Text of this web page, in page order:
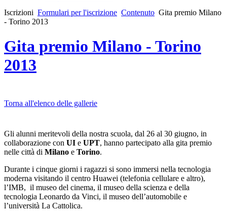
Iscrizioni Formulari per l'iscrizione Contenuto Gita premio Milano
- Torino 2013
Gita premio Milano - Torino
2013
Torna all'elenco delle gallerie
Gli alunni meritevoli della nostra scuola, dal 26 al 30 giugno, in
collaborazione con UI e UPT, hanno partecipato alla gita premio
nelle città di Milano e Torino.
Durante i cinque giorni i ragazzi si sono immersi nella tecnologia
moderna visitando il centro Huawei (telefonia cellulare e altro),
l’IMB, il museo del cinema, il museo della scienza e della
tecnologia Leonardo da Vinci, il museo dell’automobile e
l’università La Cattolica.